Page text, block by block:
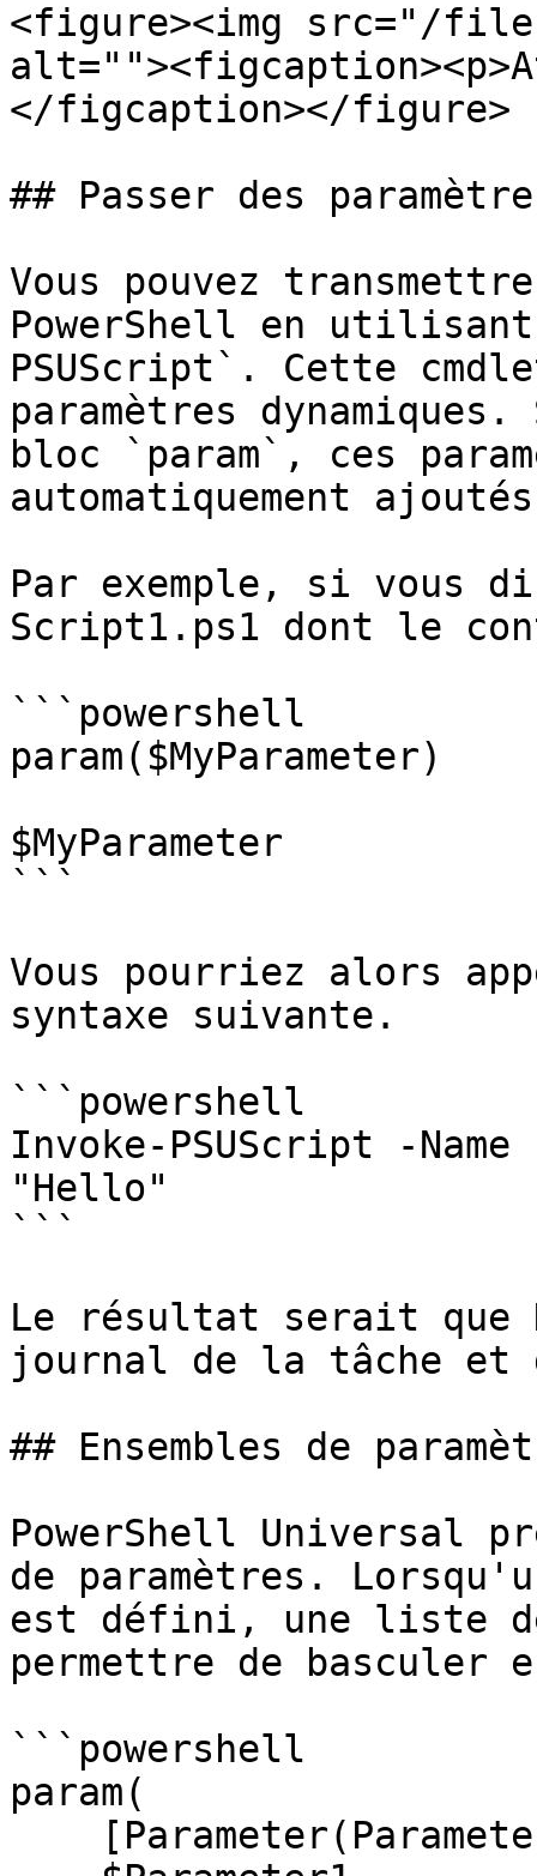
<figure><img src="/files/
</figcaption></figure>
## Passer des
Vous pouvez
PowerShell en
PSUScript`. Cette
paramètres
bloc `param`, ces
automatiquement
Par exemple, si vous
Script1.ps1 dont le
```powershell
param($MyParameter)
$MyParameter
```
Vous pourriez alors
syntaxe suivante.
```powershell
Invoke-PSUScript -
"Hello"
```
Le résultat serait
journal de la tâche et
## Ensembles de
PowerShell Universal
de paramètres.
est défini, une liste
permettre de basculer
```powershell
param(